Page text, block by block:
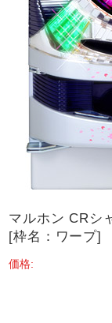
マルホン CRシ
[枠名：ワープ]
価格: